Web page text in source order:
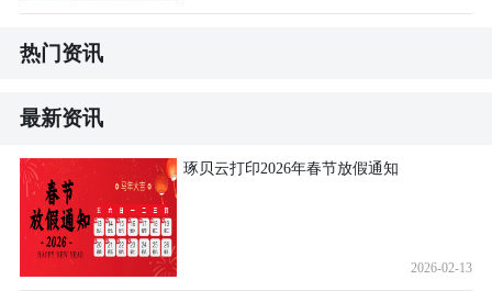
热门资讯
最新资讯
琢贝云打印2026年春节放假通知
2026-02-13